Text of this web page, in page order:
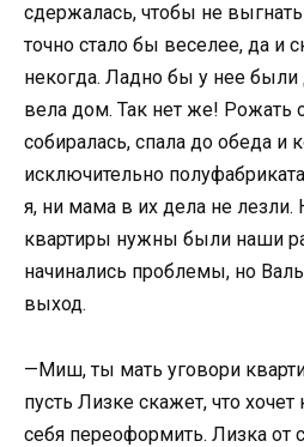
сдержалась, чтобы не
точно стало бы веселее, да и
некогда. Ладно бы у нее были
вела дом. Так нет же! Рожать
собиралась, спала до обеда и
исключительно
я, ни мама в их дела не
квартиры нужны были наши
начинались проблемы, но
выход.
—Миш, ты мать уговори
пусть Лизке скажет, что хочет
себя переоформить. Лизка от